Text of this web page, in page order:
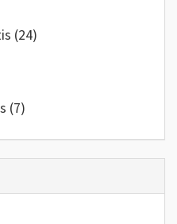
(24)
(7)